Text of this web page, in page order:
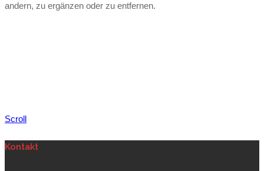
andern, zu ergänzen oder zu entfernen.
Scroll
Kontakt